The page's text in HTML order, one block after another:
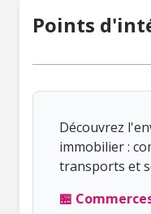
Points
Découvrez
immobilier :
transports et
🏪